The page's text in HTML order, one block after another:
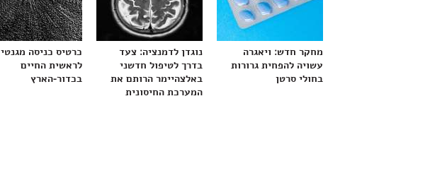
מחקר חדש: ויאגרה
עשויה להפחית גרורות
בחולי סרטן
נוגדן לדמנציה: צעד
בדרך לטיפול חדשני
באלצהיימר הרותם את
המערכת החיסונית
כרטיס כניסה מגנטי
לראשית החיים
בכדור-הארץ